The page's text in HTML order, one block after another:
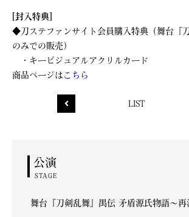
[封入特典]
◆刀ステファンサイト会員購入特典（舞台『
のみでの販売）
・キービジュアルアクリルカード
商品ページは こちら
LIST
公演
STAGE
舞台『刀剣乱舞』禺伝 矛盾源氏物語～再